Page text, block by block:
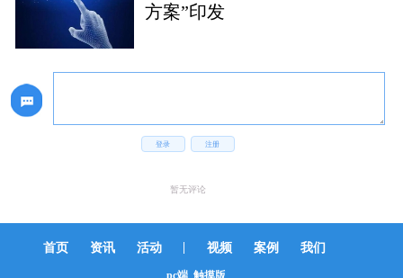
方案”印发
登录 注册
暂无评论
首页 资讯 活动 | 视频 案例 我们
pc端 触摸版